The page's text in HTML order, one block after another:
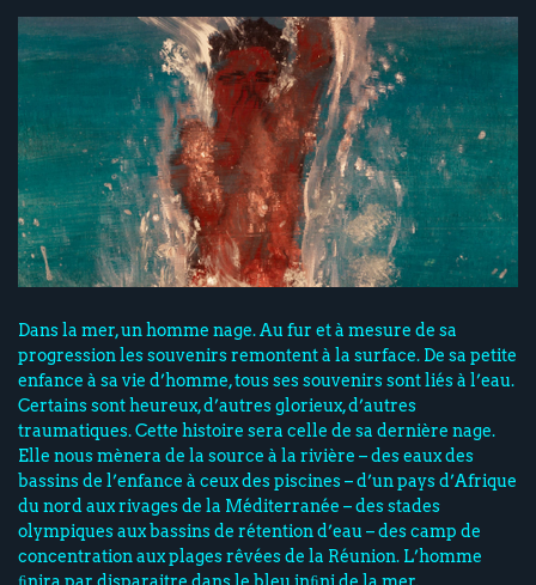
Dans la mer, un homme nage. Au fur et à mesure de sa
progression les souvenirs remontent à la surface. De sa petite
enfance à sa vie d’homme, tous ses souvenirs sont liés à l’eau.
Certains sont heureux, d’autres glorieux, d’autres
traumatiques. Cette histoire sera celle de sa dernière nage.
Elle nous mènera de la source à la rivière – des eaux des
bassins de l’enfance à ceux des piscines – d’un pays d’Afrique
du nord aux rivages de la Méditerranée – des stades
olympiques aux bassins de rétention d’eau – des camp de
concentration aux plages rêvées de la Réunion. L’homme